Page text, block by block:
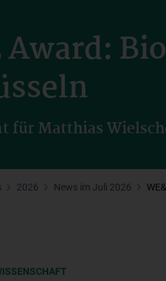
für Matthias
2026 News im Juli 2026